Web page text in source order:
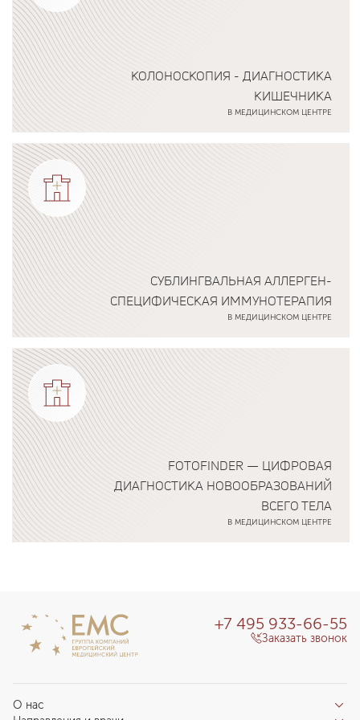
КОЛОНОСКОПИЯ - ДИАГНОСТИКА
КИШЕЧНИКА
В МЕДИЦИНСКОМ ЦЕНТРЕ
Подробнее о программе
СУБЛИНГВАЛЬНАЯ АЛЛЕРГЕН-
СПЕЦИФИЧЕСКАЯ ИММУНОТЕРАПИЯ
В МЕДИЦИНСКОМ ЦЕНТРЕ
Подробнее о программе
FOTOFINDER — ЦИФРОВАЯ
ДИАГНОСТИКА НОВООБРАЗОВАНИЙ
ВСЕГО ТЕЛА
В МЕДИЦИНСКОМ ЦЕНТРЕ
О нас
+7 495 933-66-55
Заказать звонок